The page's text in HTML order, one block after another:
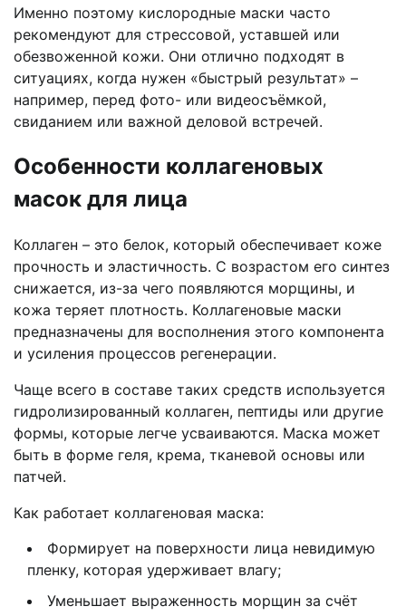
Именно поэтому кислородные маски часто
рекомендуют для стрессовой, уставшей или
обезвоженной кожи. Они отлично подходят в
ситуациях, когда нужен «быстрый результат» –
например, перед фото- или видеосъёмкой,
свиданием или важной деловой встречей.
Особенности коллагеновых
масок для лица
Коллаген – это белок, который обеспечивает коже
прочность и эластичность. С возрастом его синтез
снижается, из-за чего появляются морщины, и
кожа теряет плотность. Коллагеновые маски
предназначены для восполнения этого компонента
и усиления процессов регенерации.
Чаще всего в составе таких средств используется
гидролизированный коллаген, пептиды или другие
формы, которые легче усваиваются. Маска может
быть в форме геля, крема, тканевой основы или
патчей.
Как работает коллагеновая маска:
Формирует на поверхности лица невидимую
пленку, которая удерживает влагу;
Уменьшает выраженность морщин за счёт